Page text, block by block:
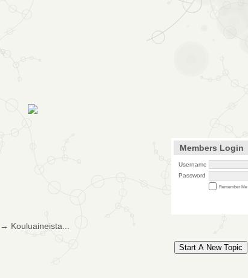
Members Login
Username
Password
Remember Me
Kouluaineista...
Start A New Topic